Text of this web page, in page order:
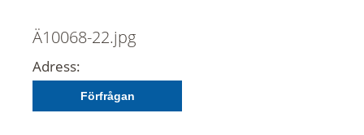
Ä10068-22.jpg
Adress:
Förfrågan